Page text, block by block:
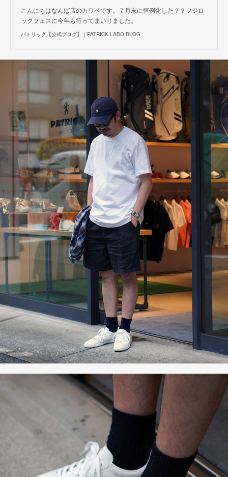
こんにちはなんば店のカワベです。７月末に恒例化した？？フジロ
ックフェスに今年も行ってまいりました。
パトリック【公式ブログ】｜PATRICK LABO BLOG